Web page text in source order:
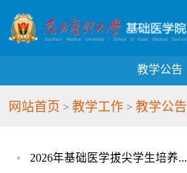
教学公告
网站首页 > 教学工作> 教学公告
2026年基础医学拔尖学生培养...